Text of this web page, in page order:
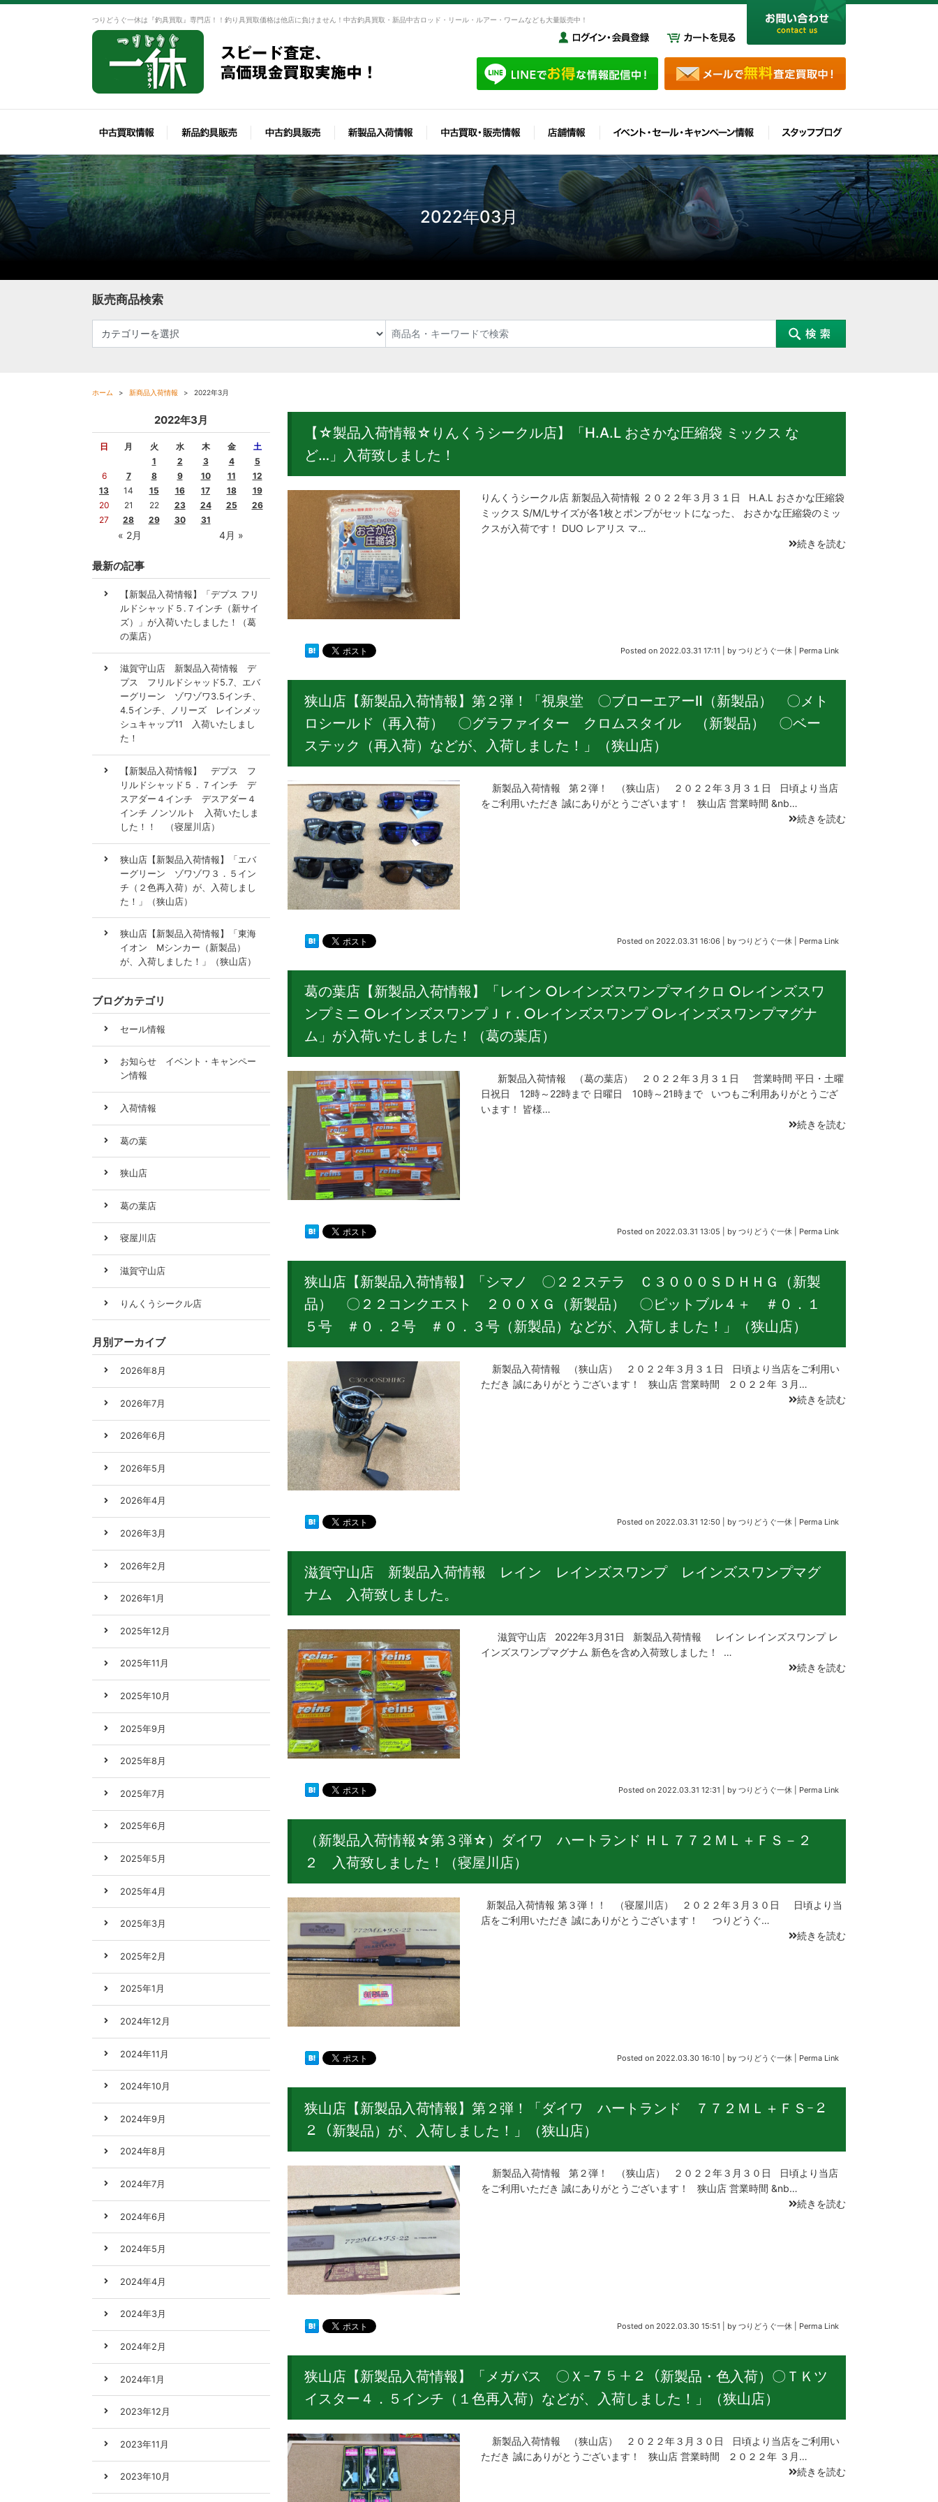
つりどうぐ一休は『釣具買取』専門店！！釣り具買取価格は他店に負けません！中古釣具買取・新品中古ロッド・リール・ルアー・ワームなども大量販売中！
2022年03月
販売商品検索
ホーム 新商品入荷情報 2022年3月
【☆製品入荷情報☆りんくうシークル店】「H.A.L おさかな圧縮袋 ミックス な
ど…」入荷致しました！
りんくうシークル店 新製品入荷情報 ２０２２年３月３１日 H.A.L おさかな圧縮袋
ミックス S/M/Lサイズが各1枚とポンプがセットになった、 おさかな圧縮袋のミッ
クスが入荷です！ DUO レアリス マ…
続きを読む
Posted on 2022.03.31 17:11 by つりどうぐ一休 Perma Link
狭山店【新製品入荷情報】第２弾！「視泉堂 〇ブローエアーⅡ（新製品） 〇メト
ロシールド（再入荷） 〇グラファイター クロムスタイル （新製品） 〇ベー
ステック（再入荷）などが、入荷しました！」（狭山店）
新製品入荷情報 第２弾！ （狭山店） ２０２２年３月３１日 日頃より当店
をご利用いただき 誠にありがとうございます！ 狭山店 営業時間 &nb…
続きを読む
Posted on 2022.03.31 16:06 by つりどうぐ一休 Perma Link
葛の葉店【新製品入荷情報】「レイン ○レインズスワンプマイクロ ○レインズスワ
ンプミニ ○レインズスワンプＪｒ. ○レインズスワンプ ○レインズスワンプマグナ
ム」が入荷いたしました！（葛の葉店）
新製品入荷情報 （葛の葉店） ２０２２年３月３１日 営業時間 平日・土曜
日祝日 12時～22時まで 日曜日 10時～21時まで いつもご利用ありがとうござ
います！ 皆様…
続きを読む
Posted on 2022.03.31 13:05 by つりどうぐ一休 Perma Link
狭山店【新製品入荷情報】「シマノ 〇２２ステラ Ｃ３０００ＳＤＨＨＧ（新製
品） 〇２２コンクエスト ２００ＸＧ（新製品） 〇ピットブル４＋ ＃０．１
５号 ＃０．２号 ＃０．３号（新製品）などが、入荷しました！」（狭山店）
新製品入荷情報 （狭山店） ２０２２年３月３１日 日頃より当店をご利用い
ただき 誠にありがとうございます！ 狭山店 営業時間 ２０２２年 ３月…
続きを読む
Posted on 2022.03.31 12:50 by つりどうぐ一休 Perma Link
滋賀守山店 新製品入荷情報 レイン レインズスワンプ レインズスワンプマグ
ナム 入荷致しました。
滋賀守山店 2022年3月31日 新製品入荷情報 レイン レインズスワンプ レ
インズスワンプマグナム 新色を含め入荷致しました！ …
続きを読む
Posted on 2022.03.31 12:31 by つりどうぐ一休 Perma Link
（新製品入荷情報☆第３弾☆）ダイワ ハートランド ＨＬ７７２ＭＬ＋ＦＳ－２
２ 入荷致しました！（寝屋川店）
新製品入荷情報 第３弾！！ （寝屋川店） ２０２２年３月３０日 日頃より当
店をご利用いただき 誠にありがとうございます！ つりどうぐ…
続きを読む
Posted on 2022.03.30 16:10 by つりどうぐ一休 Perma Link
狭山店【新製品入荷情報】第２弾！「ダイワ ハートランド ７７２ＭＬ＋ＦＳｰ２
２（新製品）が、入荷しました！」（狭山店）
新製品入荷情報 第２弾！ （狭山店） ２０２２年３月３０日 日頃より当店
をご利用いただき 誠にありがとうございます！ 狭山店 営業時間 &nb…
続きを読む
Posted on 2022.03.30 15:51 by つりどうぐ一休 Perma Link
狭山店【新製品入荷情報】「メガバス 〇Ｘｰ７５＋２（新製品・色入荷）〇ＴＫツ
イスター４．５インチ（１色再入荷）などが、入荷しました！」（狭山店）
新製品入荷情報 （狭山店） ２０２２年３月３０日 日頃より当店をご利用い
ただき 誠にありがとうございます！ 狭山店 営業時間 ２０２２年 ３月…
続きを読む
2022年3月
日 月 火 水 木 金 土
« 2月 4月 »
1 2 3 4
5
6
7 8 9 10 11
12
13
14 15 16 17 18
19
20
21 22 23 24 25
26
27
28 29 30 31
最新の記事
【新製品入荷情報】「デプス フリ
ルドシャッド５.７インチ（新サイ
ズ）」が入荷いたしました！（葛
の葉店）
滋賀守山店 新製品入荷情報 デ
プス フリルドシャッド5.7、エバ
ーグリーン ゾワゾワ3.5インチ、
4.5インチ、ノリーズ レインメッ
シュキャップ11 入荷いたしまし
た！
【新製品入荷情報】 デプス フ
リルドシャッド５．７インチ デ
スアダー４インチ デスアダー４
インチ ノンソルト 入荷いたしま
した！！ （寝屋川店）
狭山店【新製品入荷情報】「エバ
ーグリーン ゾワゾワ３．５イン
チ（２色再入荷）が、入荷しまし
た！」（狭山店）
狭山店【新製品入荷情報】「東海
イオン Mシンカー（新製品）
が、入荷しました！」（狭山店）
ブログカテゴリ
セール情報
お知らせ イベント・キャンペー
ン情報
入荷情報
葛の葉
狭山店
葛の葉店
寝屋川店
滋賀守山店
りんくうシークル店
月別アーカイブ
2026年8月
2026年7月
2026年6月
2026年5月
2026年4月
2026年3月
2026年2月
2026年1月
2025年12月
2025年11月
2025年10月
2025年9月
2025年8月
2025年7月
2025年6月
2025年5月
2025年4月
2025年3月
2025年2月
2025年1月
2024年12月
2024年11月
2024年10月
2024年9月
2024年8月
2024年7月
2024年6月
2024年5月
2024年4月
2024年3月
2024年2月
2024年1月
2023年12月
2023年11月
2023年10月